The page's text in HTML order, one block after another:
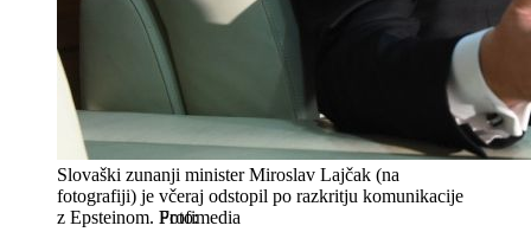
Slovaški zunanji minister Miroslav Lajčak (na
fotografiji) je včeraj odstopil po razkritju komunikacije
z Epsteinom. Profimedia